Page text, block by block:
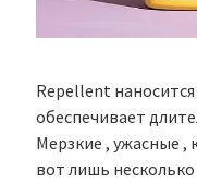
Repellent
обеспечивает
Мерзкие , ужасные
вот лишь